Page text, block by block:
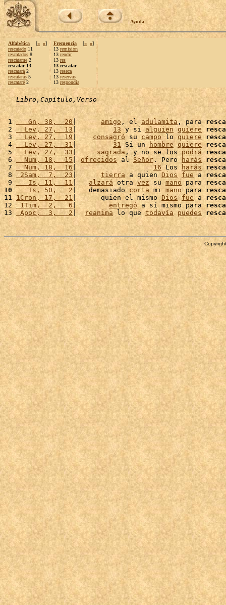
Ayuda
Alfabética [« »]
rescatado 11
rescatados 8
rescátame 2
rescatar 13
rescatará 2
rescatarás 5
rescataré 2
Frecuencia [« »]
13 remisión
13 rendir
13 res
13 rescatar
13 reseca
13 reservas
13 respondía
Libro,Capítulo,Verso
1
   Gn, 38,  20
| amigo , el adulamita , para
2
  Lev, 27,  13
| 13 y si alguien quiere
3
  Lev, 27,  19
| consagró su campo lo quiere
4
  Lev, 27,  31
| 31 Si un hombre quiere
5
  Lev, 27,  33
| sagrada , y no se los podrá
6
  Num, 18,  15
| ofrecidos al Señor. Pero harás
7
  Num, 18,  16
| 16 Los harás
8
2Sam,  7,  23 | tierra a quien Dios fue a
9
   Is, 11,  11
| alzará otra vez su mano para
10
   Is, 50,   2
|   demasiado corta mi mano para
11 1Cron, 17,  21 |      quien el mismo Dios fue a
12 1Tim,  2,   6 | entregó a sí mismo para
13
Apoc,  3,   2| reanima lo que todavía puedes